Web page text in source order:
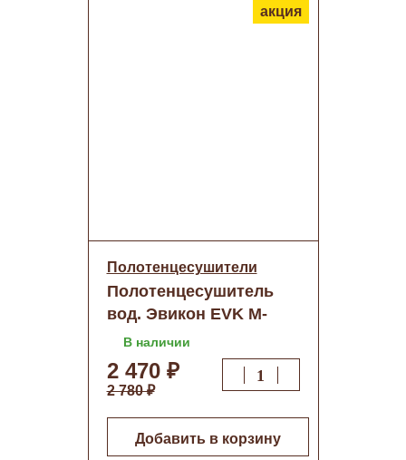
акция
Полотенцесушители
Полотенцесушитель
вод. Эвикон EVK М-
обр.1"(D нар.32мм)
600х700 Полки
В наличии
2 470 ₽
2 780 ₽
Добавить в корзину